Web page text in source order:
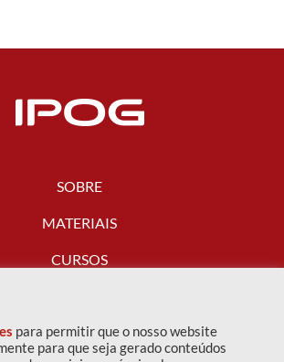
SOBRE
MATERIAIS
CURSOS
FALE CONOSCO
para permitir que o nosso website
para que seja gerado conteúdos